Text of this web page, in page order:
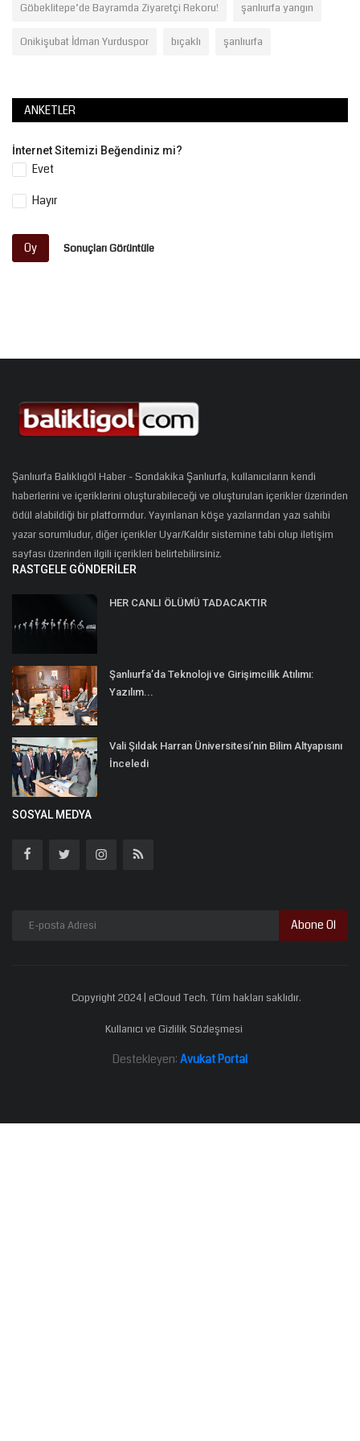
Göbeklitepe’de Bayramda Ziyaretçi Rekoru! şanlıurfa yangın
Onikişubat İdman Yurduspor bıçaklı şanlıurfa
ANKETLER
İnternet Sitemizi Beğendiniz mi?
Evet
Hayır
Oy Sonuçları Görüntüle
Şanlıurfa Balıklıgöl Haber - Sondakika Şanlıurfa, kullanıcıların kendi
haberlerini ve içeriklerini oluşturabileceği ve oluşturulan içerikler üzerinden
ödül alabildiği bir platformdur. Yayınlanan köşe yazılarından yazı sahibi
yazar sorumludur, diğer içerikler Uyar/Kaldır sistemine tabi olup iletişim
sayfası üzerinden ilgili içerikleri belirtebilirsiniz.
RASTGELE GÖNDERILER
HER CANLI ÖLÜMÜ TADACAKTIR
Şanlıurfa’da Teknoloji ve Girişimcilik Atılımı:
Yazılım...
Vali Şıldak Harran Üniversitesi’nin Bilim Altyapısını
İnceledi
SOSYAL MEDYA
Abone Ol
Copyright 2024 | eCloud Tech. Tüm hakları saklıdır.
Kullanıcı ve Gizlilik Sözleşmesi
Destekleyen: Avukat Portal